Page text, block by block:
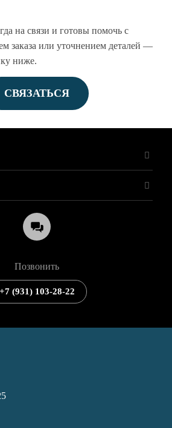
на связи и готовы помочь с
заказа или уточнением деталей —
ниже.
СВЯЗАТЬСЯ
Позвонить
+7 (931) 103-28-22